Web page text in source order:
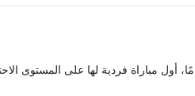
المقرر أن تلعب سيرينا ويليامز، 44 عامًا، أول مباراة فردية لها